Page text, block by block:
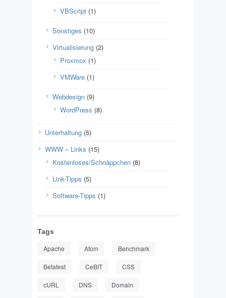
VBScript (1)
Sonstiges (10)
Virtualisierung (2)
Proxmox (1)
VMWare (1)
Webdesign (9)
WordPress (8)
Unterhaltung (5)
WWW – Links (15)
Kostenloses/Schnäppchen (8)
Link-Tipps (5)
Software-Tipps (1)
Tags
Apache Atom Benchmark
Betatest CeBIT CSS
cURL DNS Domain